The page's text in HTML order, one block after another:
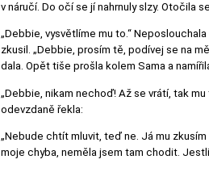
v náručí. Do očí se jí nahrnuly slzy. Otočila
„Debbie, vysvětlíme mu to.“
zkusil. „Debbie, prosím tě, podívej se na
dala. Opět tiše prošla kolem Sama a
„Debbie, nikam nechoď! Až se vrátí, tak
odevzdaně řekla:
„Nebude chtít mluvit, teď ne. Já mu
moje chyba, neměla jsem tam chodit.